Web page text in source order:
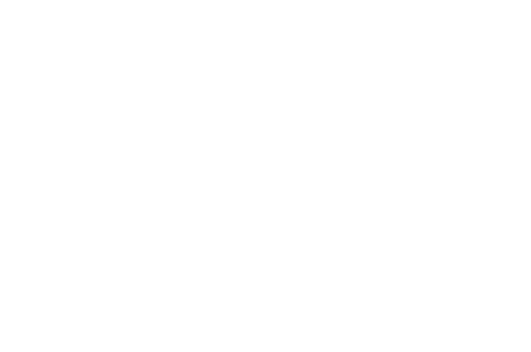
意搬到线上，全方位赋能行业数字化发展。无论您是期望